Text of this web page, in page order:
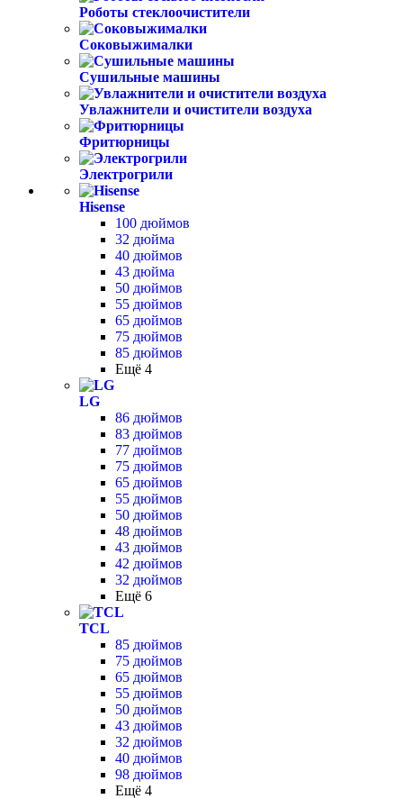
Роботы стеклоочистители
Соковыжималки
Сушильные машины
Увлажнители и очистители воздуха
Фритюрницы
Электрогрили
Hisense
100 дюймов
32 дюйма
40 дюймов
43 дюйма
50 дюймов
55 дюймов
65 дюймов
75 дюймов
85 дюймов
Ещё 4
LG
86 дюймов
83 дюймов
77 дюймов
75 дюймов
65 дюймов
55 дюймов
50 дюймов
48 дюймов
43 дюймов
42 дюймов
32 дюймов
Ещё 6
TCL
85 дюймов
75 дюймов
65 дюймов
55 дюймов
50 дюймов
43 дюймов
32 дюймов
40 дюймов
98 дюймов
Ещё 4